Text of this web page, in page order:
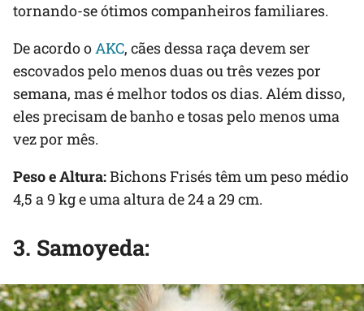
tornando-se ótimos companheiros familiares.
De acordo oAKC, cães dessa raça devem ser
escovados pelo menos duas ou três vezes por
semana, mas é melhor todos os dias. Além disso,
eles precisam de banho e tosas pelo menos uma
vez por mês.
Peso e Altura:Bichons Frisés têm um peso médio
4,5 a 9 kg e uma altura de 24 a 29 cm.
3. Samoyeda: